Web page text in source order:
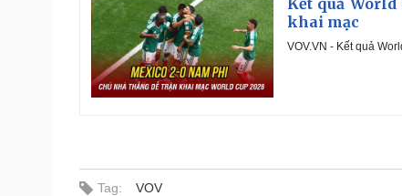
Kết quả
khai mạc
VOV.VN - Kết quả
Tag: VOV